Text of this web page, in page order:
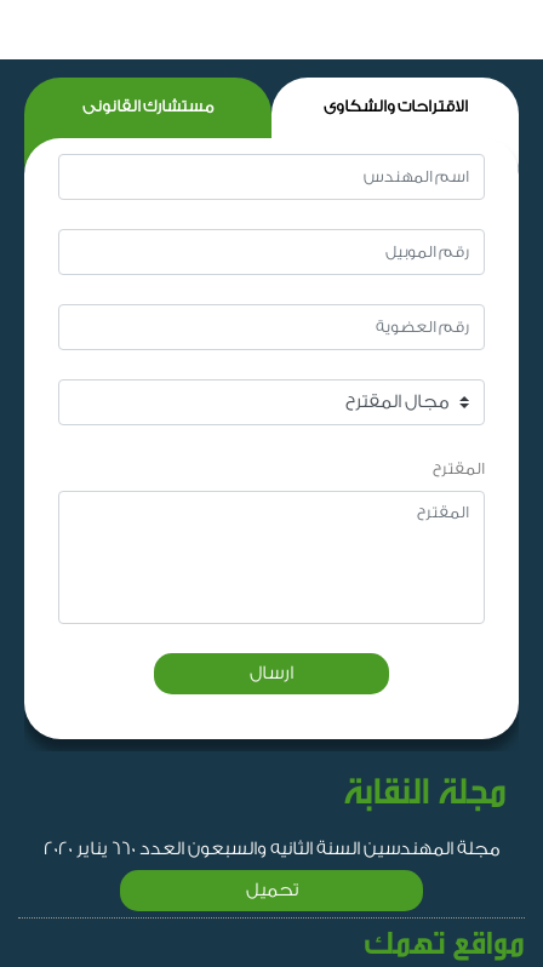
الاقتراحات والشكاوى مستشارك القانونى
المقترح
ارسال
مجلة النقابة
مجلة المهندسين السنة الثانيه والسبعون العدد 660 يناير 2020
تحميل
مواقع تهمك